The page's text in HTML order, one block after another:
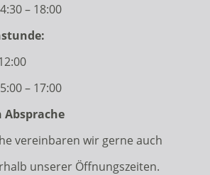
– 18:00
– 17:00
Absprache
vereinbaren wir gerne auch
unserer Öffnungszeiten.